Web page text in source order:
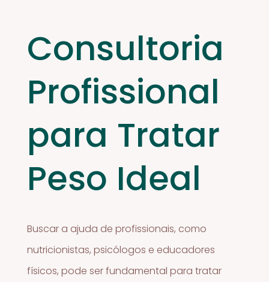
Consultoria
Profissional
para Tratar
Peso Ideal
Buscar a ajuda de profissionais, como
nutricionistas, psicólogos e educadores
físicos, pode ser fundamental para tratar